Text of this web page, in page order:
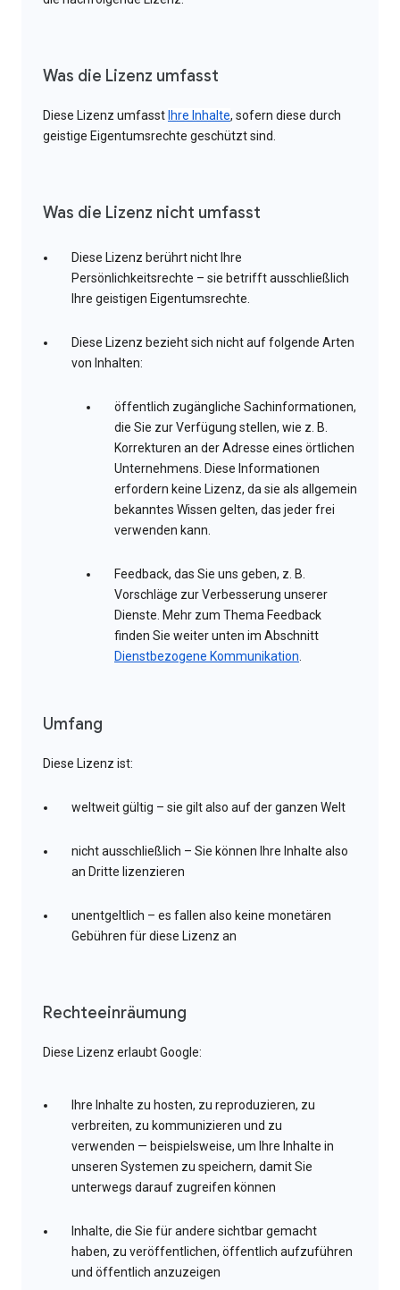
Was die Lizenz umfasst
Diese Lizenz umfasst Ihre Inhalte, sofern diese durch
geistige Eigentumsrechte geschützt sind.
Was die Lizenz nicht umfasst
Diese Lizenz berührt nicht Ihre
Persönlichkeitsrechte – sie betrifft ausschließlich
Ihre geistigen Eigentumsrechte.
Diese Lizenz bezieht sich nicht auf folgende Arten
von Inhalten:
öffentlich zugängliche Sachinformationen,
die Sie zur Verfügung stellen, wie z. B.
Korrekturen an der Adresse eines örtlichen
Unternehmens. Diese Informationen
erfordern keine Lizenz, da sie als allgemein
bekanntes Wissen gelten, das jeder frei
verwenden kann.
Feedback, das Sie uns geben, z. B.
Vorschläge zur Verbesserung unserer
Dienste. Mehr zum Thema Feedback
finden Sie weiter unten im Abschnitt
Dienstbezogene Kommunikation.
Umfang
Diese Lizenz ist:
weltweit gültig – sie gilt also auf der ganzen Welt
nicht ausschließlich – Sie können Ihre Inhalte also
an Dritte lizenzieren
unentgeltlich – es fallen also keine monetären
Gebühren für diese Lizenz an
Rechteeinräumung
Diese Lizenz erlaubt Google:
Ihre Inhalte zu hosten, zu reproduzieren, zu
verbreiten, zu kommunizieren und zu
verwenden — beispielsweise, um Ihre Inhalte in
unseren Systemen zu speichern, damit Sie
unterwegs darauf zugreifen können
Inhalte, die Sie für andere sichtbar gemacht
haben, zu veröffentlichen, öffentlich aufzuführen
und öffentlich anzuzeigen